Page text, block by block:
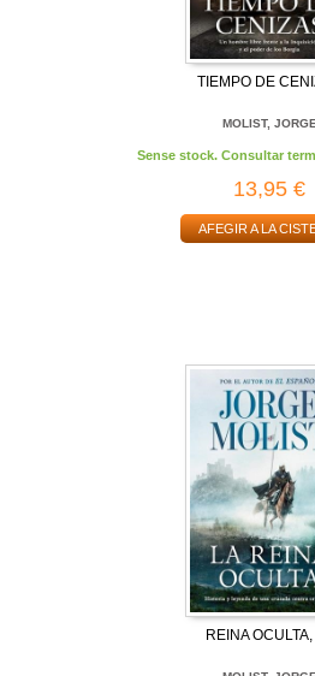
TIEMPO DE
MOLIST, JORGE
Sense stock. Consultar
13,95 €
AFEGIR A LA
REINA